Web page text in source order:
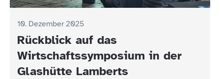
10. Dezember 2025
Rückblick auf das
Wirtschaftssymposium in der
Glashütte Lamberts